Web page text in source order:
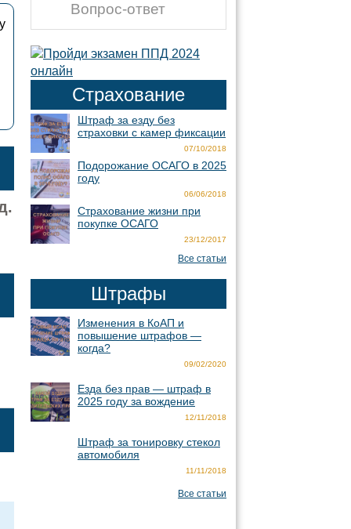
Вопрос-ответ
Страхование
Штраф за езду без
страховки с камер фиксации
07/10/2018
Подорожание ОСАГО в 2025
году
06/06/2018
Страхование жизни при
покупке ОСАГО
23/12/2017
Все статьи
Штрафы
Изменения в КоАП и
повышение штрафов —
когда?
09/02/2020
Езда без прав — штраф в
2025 году за вождение
12/11/2018
Штраф за тонировку стекол
автомобиля
11/11/2018
Все статьи